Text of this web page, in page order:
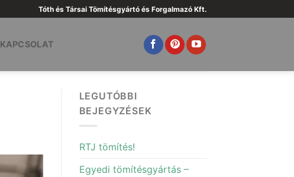
Tóth és Társai Tömítésgyártó és Forgalmazó Kft.
KAPCSOLAT
LEGUTÓBBI
BEJEGYZÉSEK
RTJ tömítés!
Egyedi tömítésgyártás –